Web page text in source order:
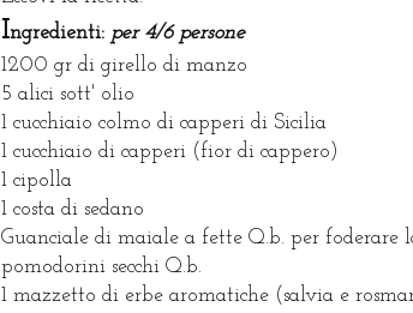
Ingredienti: per 4/6 persone
1200 gr di girello di manzo
5 alici sott' olio
1 cucchiaio colmo di capperi di Sicilia
1 cucchiaio di capperi (fior di cappero)
1 cipolla
1 costa di sedano
Guanciale di maiale a fette Q.b. per foderare
pomodorini secchi Q.b.
1 mazzetto di erbe aromatiche (salvia e